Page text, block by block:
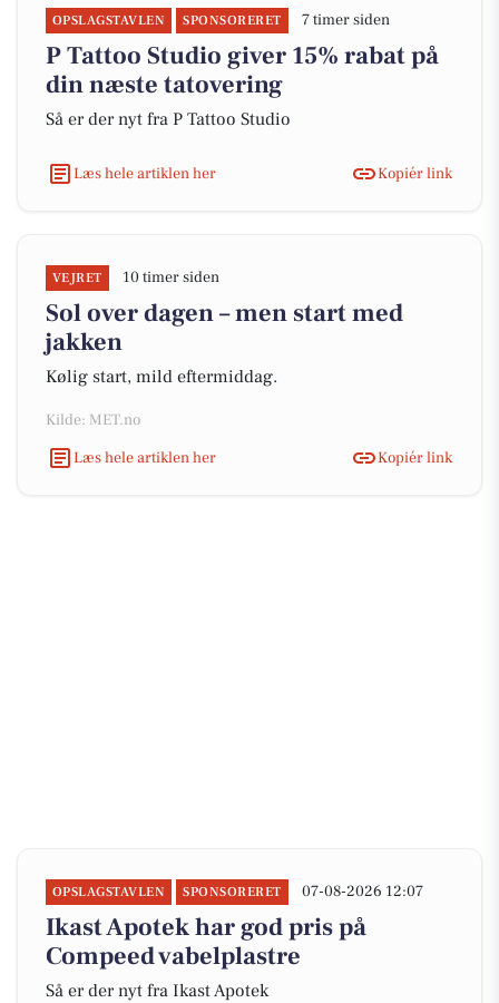
OPSLAGSTAVLEN SPONSORERET 7 timer siden
P Tattoo Studio giver 15% rabat på
din næste tatovering
Så er der nyt fra P Tattoo Studio
Læs hele artiklen her Kopiér link
VEJRET 10 timer siden
Sol over dagen – men start med
jakken
Kølig start, mild eftermiddag.
Kilde: MET.no
Læs hele artiklen her
Kopiér link
OPSLAGSTAVLEN SPONSORERET 07-08-2026 12:07
Ikast Apotek har god pris på
Compeed vabelplastre
Så er der nyt fra Ikast Apotek